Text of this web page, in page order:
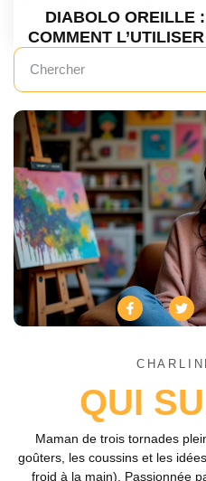
DIABOLO OREILLE
COMMENT
QUI
Maman de trois tornades
goûters, les coussins et les
froid à la main). Passionnée